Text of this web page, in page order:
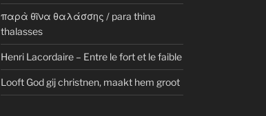
παρὰ θῖνα θαλάσσης / para thina
thalasses
Henri Lacordaire – Entre le fort et le faible
Looft God gij christnen, maakt hem groot